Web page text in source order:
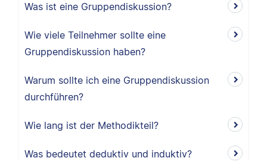
Was ist eine Gruppendiskussion?
Wie viele Teilnehmer sollte eine
Gruppendiskussion haben?
Warum sollte ich eine Gruppendiskussion
durchführen?
Wie lang ist der Methodikteil?
Was bedeutet deduktiv und induktiv?